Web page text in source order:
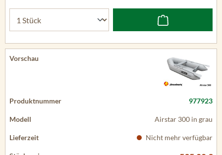
977923
Airstar 300 in grau
Nicht mehr verfügbar